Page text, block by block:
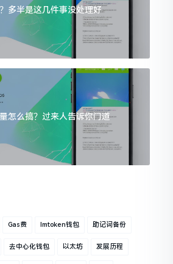
多半是这几件事没处理好
怎么搞？过来人告诉你门道
Gas费 Imtoken钱包 助记词备份
去中心化钱包 以太坊 发展历程